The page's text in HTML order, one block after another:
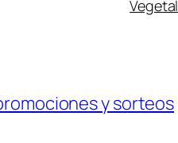
Vegetal
y sorteos